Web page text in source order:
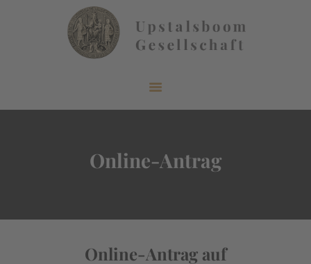
Online-Antrag
VERÖFFENTLICHUNGEN
MITGLIEDERBEREICH
KONTAKT
Online-Antrag auf